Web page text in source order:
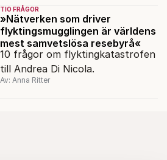
TIO FRÅGOR
»Nätverken som driver
flyktingsmugglingen är världens
mest samvetslösa resebyrå«
10 frågor om flyktingkatastrofen
till Andrea Di Nicola.
Av: Anna Ritter